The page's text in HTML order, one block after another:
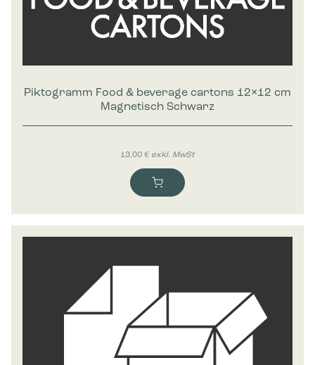
Piktogramm Food & beverage cartons 12×12 cm
Magnetisch Schwarz
13,00 € exkl. MwSt